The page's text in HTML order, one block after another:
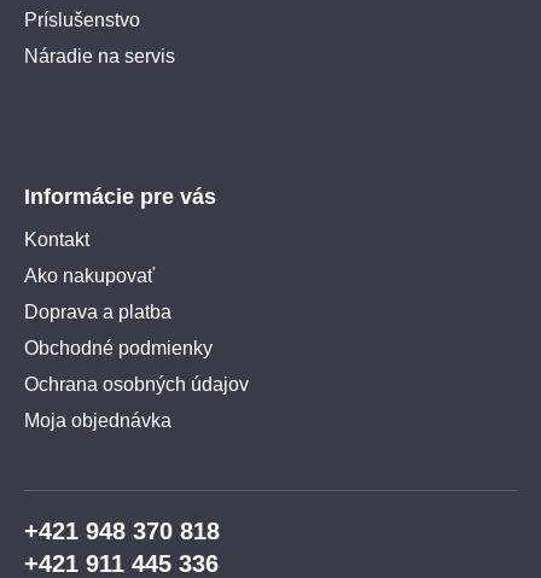
Príslušenstvo
Náradie na servis
Informácie pre vás
Kontakt
Ako nakupovať
Doprava a platba
Obchodné podmienky
Ochrana osobných údajov
Moja objednávka
+421 948 370 818
+421 911 445 336